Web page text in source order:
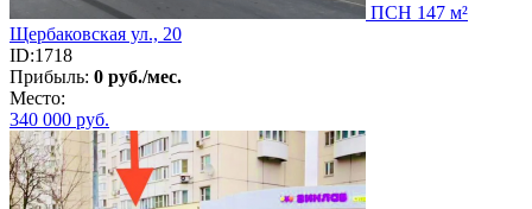
ПСН 147 м²
Щербаковская ул., 20
ID:1718
Прибыль: 0 руб./мес.
Место:
340 000 руб.